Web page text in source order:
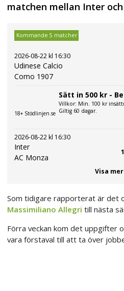
matchen mellan Inter
Kommande 5 matcher
2026-08-22 kl 16:30
Udinese Calcio
Como 1907
18+ Stödlinjen.se
Sätt in 500 kr -
Villkor: Min. 100 kr
Giltig 60 dagar.
2026-08-22 kl 16:30
Inter
AC Monza
Visa mer
Som tidigare rapporterat är det
Massimiliano Allegri till nästa
Förra veckan kom det uppgifter
vara förstaval till att ta över